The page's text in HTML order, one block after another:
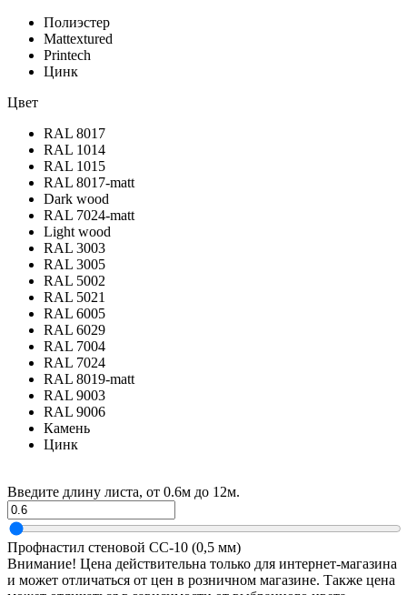
Полиэстер
Mattextured
Printech
Цинк
Цвет
RAL 8017
RAL 1014
RAL 1015
RAL 8017-matt
Dark wood
RAL 7024-matt
Light wood
RAL 3003
RAL 3005
RAL 5002
RAL 5021
RAL 6005
RAL 6029
RAL 7004
RAL 7024
RAL 8019-matt
RAL 9003
RAL 9006
Камень
Цинк
Введите длину листа, от 0.6м до 12м.
Профнастил стеновой СС-10 (0,5 мм)
Внимание! Цена действительна только для интернет-магазина
и может отличаться от цен в розничном магазине. Также цена